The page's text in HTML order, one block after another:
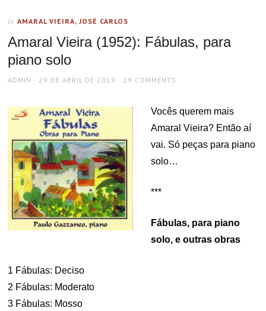
In AMARAL VIEIRA, JOSÉ CARLOS
Amaral Vieira (1952): Fábulas, para
piano solo
AUTHOR
ADMIN
POSTED
29 DE ABRIL DE 2019 29 COMMENTS
Vocês querem mais
Amaral Vieira? Então aí
vai. Só peças para piano
solo…
***
Fábulas, para piano
solo, e outras obras
1 Fábulas: Deciso
2 Fábulas: Moderato
3 Fábulas: Mosso